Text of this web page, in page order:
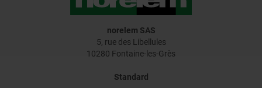
norelem SAS
5, rue des Libellules
10280 Fontaine-les-Grès
Standard